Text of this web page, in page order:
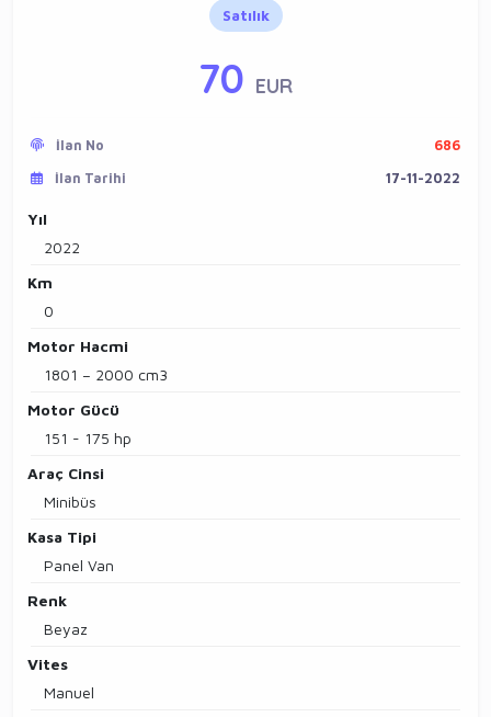
Satılık
70 EUR
İlan No
686
İlan Tarihi
17-11-2022
Yıl
2022
Km
0
Motor Hacmi
1801 – 2000 cm3
Motor Gücü
151 - 175 hp
Araç Cinsi
Minibüs
Kasa Tipi
Panel Van
Renk
Beyaz
Vites
Manuel